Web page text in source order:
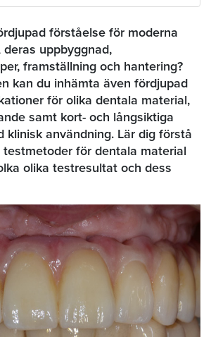
förståelse för moderna
uppbyggnad,
framställning och hantering?
kan du inhämta även fördjupad
för olika dentala material,
samt kort- och långsiktiga
klinisk användning. Lär dig förstå
testmetoder för dentala material
olika testresultat och dess